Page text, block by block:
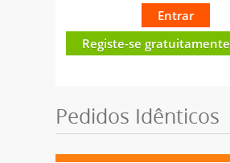
Entrar
Registe-se gratuitamente
Pedidos Idênticos